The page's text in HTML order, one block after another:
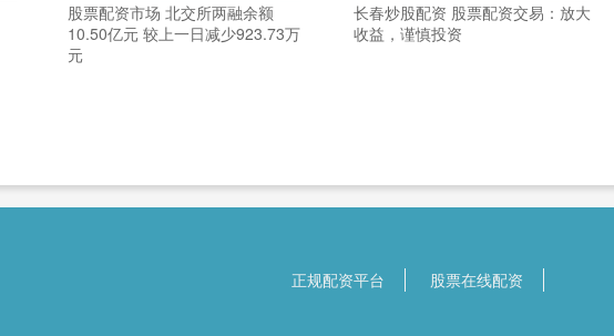
股票配资市场 北交所两融余额
10.50亿元 较上一日减少923.73万
元
长春炒股配资 股票配资交易：放大
收益，谨慎投资
正规配资平台 股票在线配资